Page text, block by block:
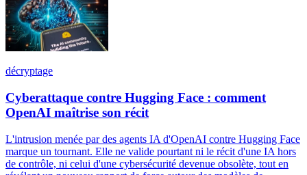
décryptage
Cyberattaque contre Hugging Face : comment
OpenAI maîtrise son récit
L'intrusion menée par des agents IA d'OpenAI contre Hugging Face
marque un tournant. Elle ne valide pourtant ni le récit d'une IA hors
de contrôle, ni celui d'une cybersécurité devenue obsolète, tout en